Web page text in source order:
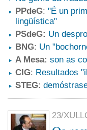
PPdeG: "É un
lingüística"
PSdeG: Un
BNG: Un
A Mesa: son as
CIG: Resultados
STEG:
23/